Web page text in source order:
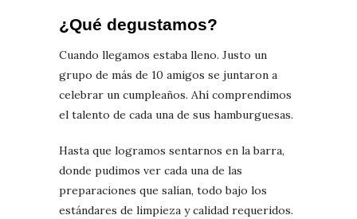
¿Qué degustamos?
Cuando llegamos estaba lleno. Justo un
grupo de más de 10 amigos se juntaron a
celebrar un cumpleaños. Ahí comprendimos
el talento de cada una de sus hamburguesas.
Hasta que logramos sentarnos en la barra,
donde pudimos ver cada una de las
preparaciones que salían, todo bajo los
estándares de limpieza y calidad requeridos.